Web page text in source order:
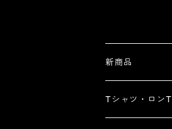
新商品
Tシャツ・ロンT